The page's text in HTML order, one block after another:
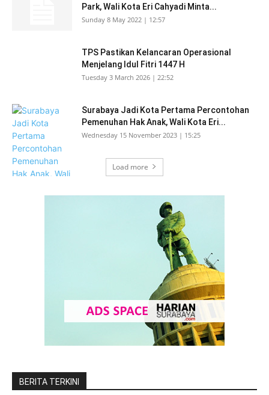
Park, Wali Kota Eri Cahyadi Minta...
Sunday 8 May 2022 | 12:57
TPS Pastikan Kelancaran Operasional
Menjelang Idul Fitri 1447 H
Tuesday 3 March 2026 | 22:52
Surabaya Jadi Kota Pertama Percontohan
Pemenuhan Hak Anak, Wali Kota Eri...
Wednesday 15 November 2023 | 15:25
Load more
BERITA TERKINI